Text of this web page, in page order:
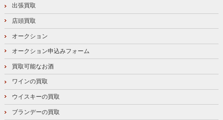
出張買取
店頭買取
オークション
オークション申込みフォーム
買取可能なお酒
ワインの買取
ウイスキーの買取
ブランデーの買取